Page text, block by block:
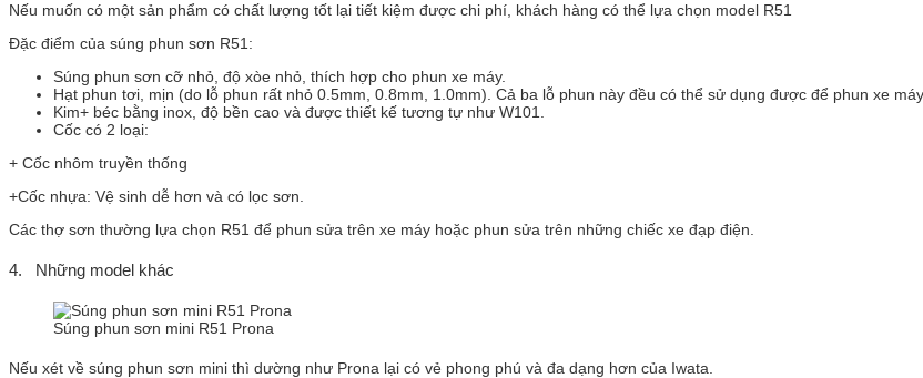
Nếu muốn có một sản phẩm có chất lượng tốt lại tiết kiệm được chi phí, khách hàng có thể lựa chọn model R51
Đặc điểm của súng phun sơn R51:
Súng phun sơn cỡ nhỏ, độ xòe nhỏ, thích hợp cho phun xe máy.
Hạt phun tơi, mịn (do lỗ phun rất nhỏ 0.5mm, 0.8mm, 1.0mm). Cả ba lỗ phun này đều có thể sử dụng được để phun xe
Kim+ béc bằng inox, độ bền cao và được thiết kế tương tự như W101.
Cốc có 2 loại:
+ Cốc nhôm truyền thống
+Cốc nhựa: Vệ sinh dễ hơn và có lọc sơn.
Các thợ sơn thường lựa chọn R51 để phun sửa trên xe máy hoặc phun sửa trên những chiếc xe đạp điện.
4. Những model khác
Súng phun sơn mini R51 Prona
Nếu xét về súng phun sơn mini thì dường như Prona lại có vẻ phong phú và đa dạng hơn của Iwata.